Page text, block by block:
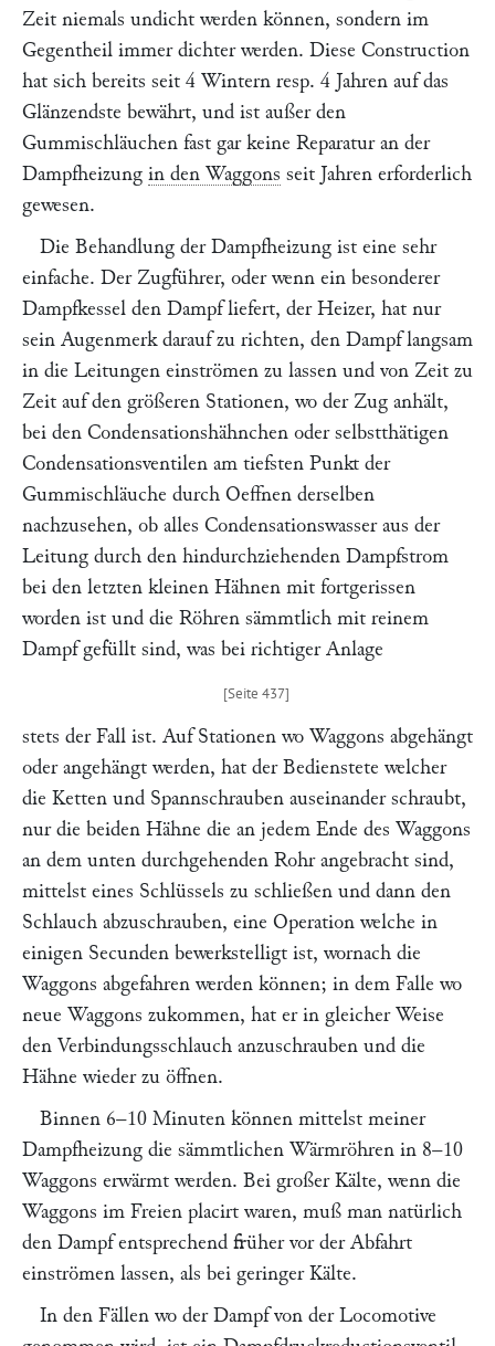
Zeit niemals undicht werden können, sondern im
Gegentheil immer dichter werden. Diese Construction
hat sich bereits seit 4 Wintern resp. 4 Jahren auf das
Glänzendste bewährt, und ist außer den
Gummischläuchen fast gar keine Reparatur an der
Dampfheizung in den Waggons seit Jahren erforderlich
gewesen.
Die Behandlung der Dampfheizung ist eine sehr
einfache. Der Zugführer, oder wenn ein besonderer
Dampfkessel den Dampf liefert, der Heizer, hat nur
sein Augenmerk darauf zu richten, den Dampf langsam
in die Leitungen einströmen zu lassen und von Zeit zu
Zeit auf den größeren Stationen, wo der Zug anhält,
bei den Condensationshähnchen oder selbstthätigen
Condensationsventilen am tiefsten Punkt der
Gummischläuche durch Oeffnen derselben
nachzusehen, ob alles Condensationswasser aus der
Leitung durch den hindurchziehenden Dampfstrom
bei den letzten kleinen Hähnen mit fortgerissen
worden ist und die Röhren sämmtlich mit reinem
Dampf gefüllt sind, was bei richtiger Anlage
stets der Fall ist. Auf Stationen wo Waggons abgehängt
oder angehängt werden, hat der Bedienstete welcher
die Ketten und Spannschrauben auseinander schraubt,
nur die beiden Hähne die an jedem Ende des Waggons
an dem unten durchgehenden Rohr angebracht sind,
mittelst eines Schlüssels zu schließen und dann den
Schlauch abzuschrauben, eine Operation welche in
einigen Secunden bewerkstelligt ist, wornach die
Waggons abgefahren werden können; in dem Falle wo
neue Waggons zukommen, hat er in gleicher Weise
den Verbindungsschlauch anzuschrauben und die
Hähne wieder zu öffnen.
Binnen 6–10 Minuten können mittelst meiner
Dampfheizung die sämmtlichen Wärmröhren in 8–10
Waggons erwärmt werden. Bei großer Kälte, wenn die
Waggons im Freien placirt waren, muß man natürlich
den Dampf entsprechend früher vor der Abfahrt
einströmen lassen, als bei geringer Kälte.
In den Fällen wo der Dampf von der Locomotive